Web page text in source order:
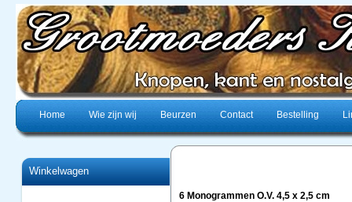
Home Wie zijn wij Beurzen Contact Bestelling
Winkelwagen
6 Monogrammen O.V. 4,5 x 2,5 cm